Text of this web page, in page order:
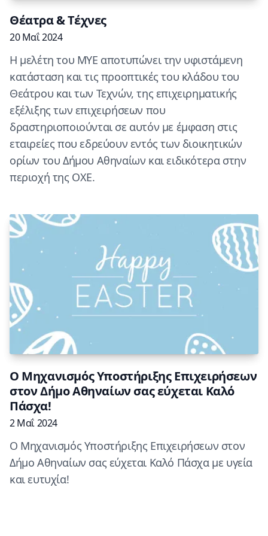
Θέατρα & Τέχνες
20 Μαΐ 2024
Η μελέτη του ΜΥΕ αποτυπώνει την υφιστάμενη
κατάσταση και τις προοπτικές του κλάδου του
Θεάτρου και των Τεχνών, της επιχειρηματικής
εξέλιξης των επιχειρήσεων που
δραστηριοποιούνται σε αυτόν με έμφαση στις
εταιρείες που εδρεύουν εντός των διοικητικών
ορίων του Δήμου Αθηναίων και ειδικότερα στην
περιοχή της ΟΧΕ.
O Μηχανισμός Υποστήριξης Επιχειρήσεων
στον Δήμο Αθηναίων σας εύχεται Καλό
Πάσχα!
2 Μαΐ 2024
O Μηχανισμός Υποστήριξης Επιχειρήσεων στον
Δήμο Αθηναίων σας εύχεται Καλό Πάσχα με υγεία
και ευτυχία!